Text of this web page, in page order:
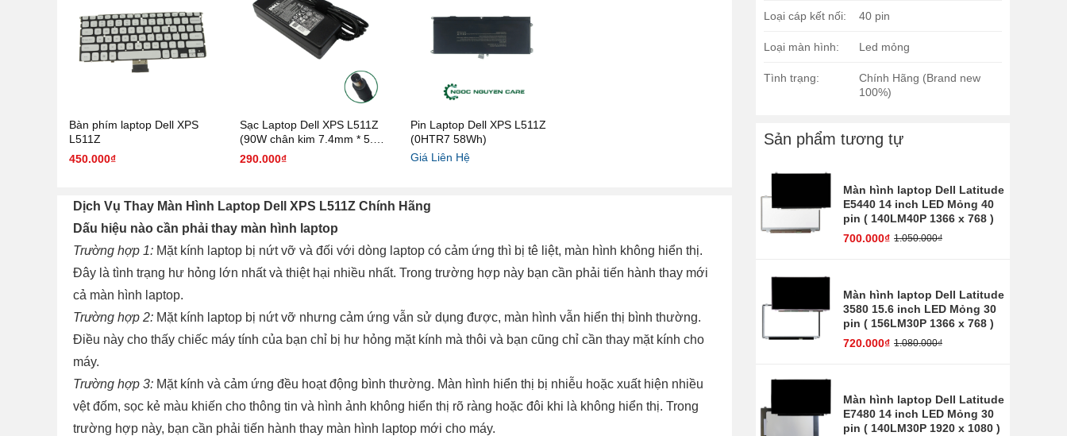
Bàn phím laptop Dell XPS
L511Z
450.000₫
Sạc Laptop Dell XPS L511Z
(90W chân kim 7.4mm * 5.0
mm)
290.000₫
Pin Laptop Dell XPS L511Z
(0HTR7 58Wh)
Giá Liên Hệ
Dịch Vụ Thay Màn Hình Laptop Dell XPS L511Z Chính Hãng
Dấu hiệu nào cần phải thay màn hình laptop
Trường hợp 1: Mặt kính laptop bị nứt vỡ và đối với dòng laptop có cảm ứng thì bị tê liệt, màn hình không hiển thị.
Đây là tình trạng hư hỏng lớn nhất và thiệt hại nhiều nhất. Trong trường hợp này bạn cần phải tiến hành thay mới
cả màn hình laptop.
Trường hợp 2: Mặt kính laptop bị nứt vỡ nhưng cảm ứng vẫn sử dụng được, màn hình vẫn hiển thị bình thường.
Điều này cho thấy chiếc máy tính của bạn chỉ bị hư hỏng mặt kính mà thôi và bạn cũng chỉ cần thay mặt kính cho
máy.
Trường hợp 3: Mặt kính và cảm ứng đều hoạt động bình thường. Màn hình hiển thị bị nhiễu hoặc xuất hiện nhiều
vệt đốm, sọc kẻ màu khiến cho thông tin và hình ảnh không hiển thị rõ ràng hoặc đôi khi là không hiển thị. Trong
trường hợp này, bạn cần phải tiến hành thay màn hình laptop mới cho máy.
Loại cáp kết nối: 40 pin
Loại màn hình: Led mỏng
Tình trạng:
Chính Hãng (Brand new
100%)
Sản phẩm tương tự
Màn hình laptop Dell Latitude
E5440 14 inch LED Mỏng 40
pin ( 140LM40P 1366 x 768 )
700.000₫ 1.050.000₫
Màn hình laptop Dell Latitude
3580 15.6 inch LED Mỏng 30
pin ( 156LM30P 1366 x 768 )
720.000₫ 1.080.000₫
Màn hình laptop Dell Latitude
E7480 14 inch LED Mỏng 30
pin ( 140LM30P 1920 x 1080 )